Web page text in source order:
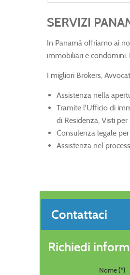
SERVIZI
In Panamà offriamo ai
immobiliari e condomini.
I migliori Brokers,
Assistenza nella
Tramite l'Ufficio di
di Residenza, Visti per
Consulenza legale
Assistenza nel
Contattaci
Richiedi
Nome(*)